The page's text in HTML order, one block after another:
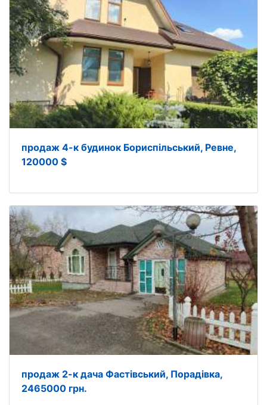
продаж 4-к будинок Бориспільський, Ревне,
120000 $
продаж 2-к дача Фастівський, Порадівка,
2465000 грн.